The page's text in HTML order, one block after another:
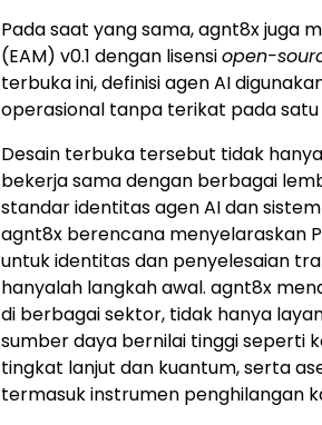
Pada saat yang sama, agnt8x juga
(EAM) v0.1 dengan lisensiopen-
terbuka ini, definisi agen AI
operasional tanpa terikat pada
Desain terbuka tersebut tidak
bekerja sama dengan berbagai
standar identitas agen AI dan
agnt8x berencana menyelaraskan
untuk identitas dan penyelesaian
hanyalah langkah awal. agnt8x
di berbagai sektor, tidak hanya
sumber daya bernilai tinggi seperti
tingkat lanjut dan kuantum, serta
termasuk instrumen penghilangan